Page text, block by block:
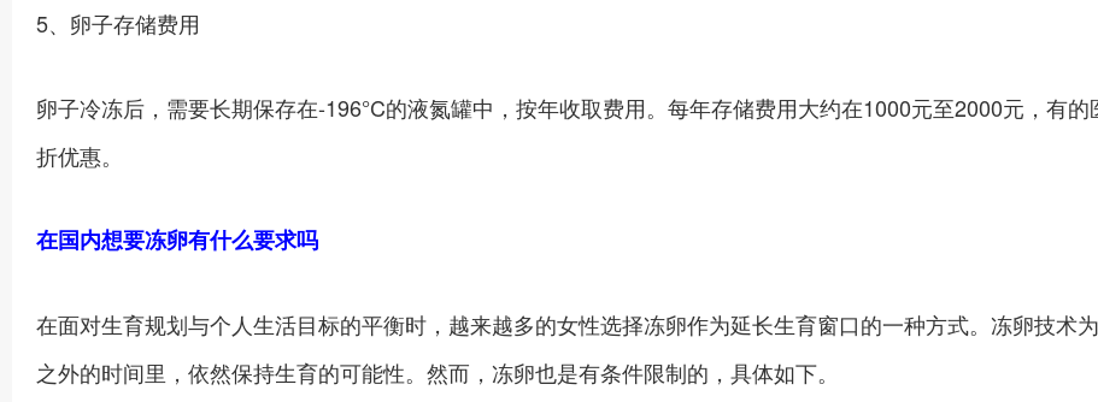
5、卵子存储费用
卵子冷冻后，需要长期保存在-196°C的液氮罐中，按年收取费用。每年存储费用大约在1000元至2000元，有
折优惠。
在国内想要冻卵有什么要求吗
在面对生育规划与个人生活目标的平衡时，越来越多的女性选择冻卵作为延长生育窗口的一种方式。冻卵技术
之外的时间里，依然保持生育的可能性。然而，冻卵也是有条件限制的，具体如下。